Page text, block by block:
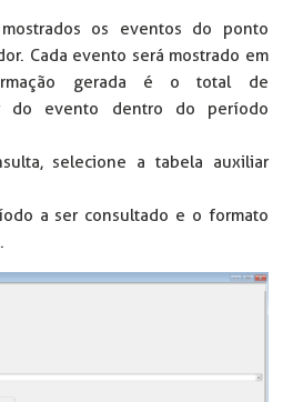
os eventos do ponto
Cada evento será mostrado em
gerada é o total de
do evento dentro do período
selecione a tabela auxiliar
a ser consultado e o formato